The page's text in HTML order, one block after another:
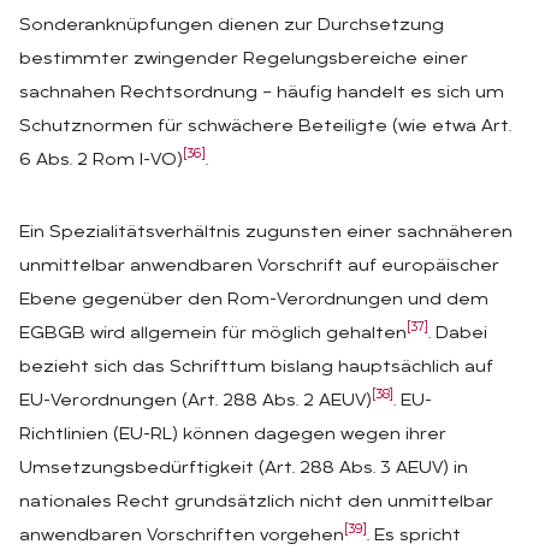
Sonderanknüpfungen dienen zur Durchsetzung
bestimmter zwingender Regelungsbereiche einer
sachnahen Rechtsordnung – häufig handelt es sich um
Schutznormen für schwächere Beteiligte (wie etwa Art.
6 Abs. 2 Rom I-VO) [36] .
Ein Spezialitätsverhältnis zugunsten einer sachnäheren
unmittelbar anwendbaren Vorschrift auf europäischer
Ebene gegenüber den Rom-Verordnungen und dem
EGBGB wird allgemein für möglich gehalten [37] . Dabei
bezieht sich das Schrifttum bislang hauptsächlich auf
EU-Verordnungen (Art. 288 Abs. 2 AEUV) [38] . EU-
Richtlinien (EU-RL) können dagegen wegen ihrer
Umsetzungsbedürftigkeit (Art. 288 Abs. 3 AEUV) in
nationales Recht grundsätzlich nicht den unmittelbar
anwendbaren Vorschriften vorgehen [39] . Es spricht